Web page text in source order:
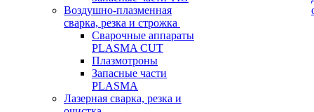
Воздушно-плазменная
сварка, резка и строжка
Сварочные аппараты
PLASMA CUT
Плазмотроны
Запасные части
PLASMA
Лазерная сварка, резка и